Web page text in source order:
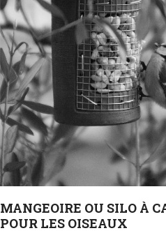
MANGEOIRE OU SILO À
POUR LES OISEAUX